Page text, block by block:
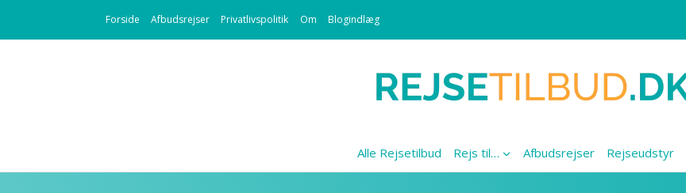
Forside Afbudsrejser Privatlivspolitik Om Blogindlæg
Alle Rejsetilbud Rejs til… Afbudsrejser Rejseudstyr